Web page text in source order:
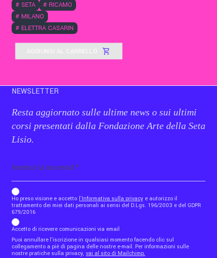
# SETA # RICAMO
# MILANO
# ELETTRA CASARIN
AGGIUNGI AL CARRELLO
NEWSLETTER
Resta aggiornato sulle ultime news o sui ultimi
corsi presentati dalla Fondazione Arte della Seta
Lisio.
b_b43a7bd9734c7124b3be52921_1911023b36
Ho preso visione e accetto l'Informativa sulla privacy e autorizzo il
trattamento dei miei dati personali ai sensi del D.Lgs. 196/2003 e del GDPR
679/2016
Accetto di ricevere comunicazioni via email
Puoi annullare l'iscrizione in qualsiasi momento facendo clic sul
collegamento a piè di pagina delle nostre e-mail. Per informazioni sulle
nostre pratiche sulla privacy, vai al sito di Mailchimp.